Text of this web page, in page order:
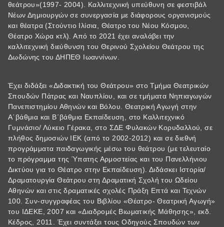
θεάτρου»(1997- 2004). Καλλιτεχνική υπεύθυνη σε φεστιβάλ
Νέων Δημιουργών σε συνεργασία με διάφορους οργανισμούς
και θέατρα (Στούντιο Ιλίσια, Θέατρο του Νέου Κόσμου,
Θέατρο Χώρα κτλ). Από το 2021 έχει αναλάβει την
καλλιτεχνική διεύθυνση του Θερινού Σχολείου Θεάτρου της
Δωδώνης του ΔΗΠΕΘ Ιωαννίνων.
Έχει διδάξει «Διδακτική του Θεάτρου» στο Τμήμα Θεατρικών
Σπουδών Πάτρας και Ναυπλίου, και σε τμήματα Νηπιαγωγών
Πανεπιστημίου Αθηνών και Βόλου. Θεατρική Αγωγή στην
Α΄βάθμια και Β΄βάθμια Εκπαίδευση, στο Καλλιτεχνικό
Γυμνάσιο/ Λύκειο Γέρακα, στο ΣΔΕ Φυλακών Κορυδαλλού, σε
πλήθος δημοσιών ΙΕΚ (από το 2002-2012) και σε διεθνή
προγράμματα παιδαγωγικής μέσω του θεάτρου (με τελευταίο
το πρόγραμμα της Ύπατης Αρμοστείας και του Πανελλήνιου
Δικτύου για το Θέατρο στην Εκπαίδευση). Διδάσκει Ιστορία/
Δραματουργία Θεάτρου στη Δραματική Σχολή του Ωδείου
Αθηνών και στις δραματικές σχολές Πράξη Επτά και Τεχνών
100. Συν-συγγραφέας του Βιβλίου «Θέατρο- Θεατρική Αγωγή»
του ΙΔΕΚΕ, 2007 και «Διαδρομές Βιωματικής Μάθησης», εκδ.
Κέδρος, 2011. Έχει συντάξει τους Οδηγούς Σπουδών των